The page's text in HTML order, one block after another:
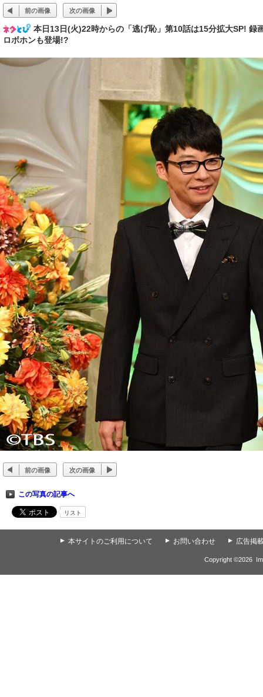
前の画像 次の画像
本日13日(火)22時からの「逃げ恥」第10話は15分拡大SP! 録
ロボホンも登場!?
前の画像 次の画像
この写真の記事へ
リスト
▲ 本サイトのご利用について ▲ お問い合わせ ▲ 広告掲
Copyright ©2026